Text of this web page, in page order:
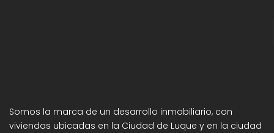
Somos la marca de un desarrollo inmobiliario, con
viviendas ubicadas en la Ciudad de Luque y en la ciudad